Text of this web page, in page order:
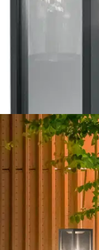
Trio
Garonne
Hinta ilman S-Etukorttia:
Verkkokaupan hinta
Valitse toimitustapa
Nouto
Ilmainen
Siirry valitsemaan
Ilmainen